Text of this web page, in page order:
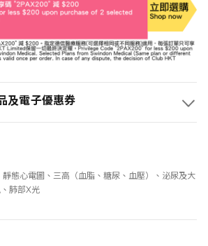
及電子優惠券
態心電圖、三高（血脂、糖尿、血壓）、泌尿及大
肺部X光